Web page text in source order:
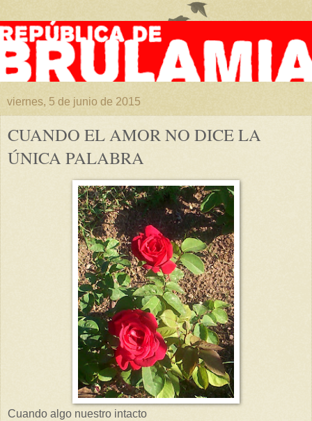
viernes, 5 de junio de 2015
CUANDO EL AMOR NO DICE LA
ÚNICA PALABRA
Cuando algo nuestro intacto